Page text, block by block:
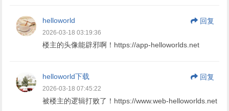
helloworld 回复
2026-03-18 03:19:36
楼主的头像能辟邪啊！https://app-helloworlds.net
helloworld下载 回复
2026-03-18 07:45:22
被楼主的逻辑打败了！https://www.web-helloworlds.net